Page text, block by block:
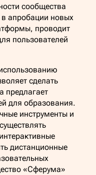
сообщества
в апробации новых
проводит
пользователей
сделать
предлагает
для образования.
инструменты и
дистанционные
«Сферума»